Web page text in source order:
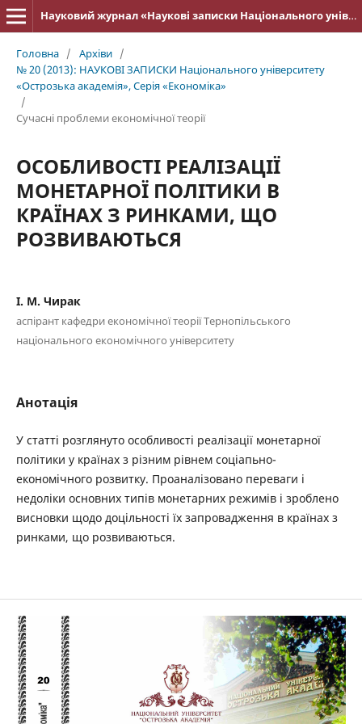
Науковий журнал «Наукові записки Національного університету «Острозька академія»: серія «Економіка»
Головна / Архіви /
№ 20 (2013): НАУКОВІ ЗАПИСКИ Національного університету
«Острозька акаде­мія», Серія «Економіка»
/
Cучасні проблеми економічної теорії
ОСОБЛИВОСТІ РЕАЛІЗАЦІЇ
МОНЕТАРНОЇ ПОЛІТИКИ В
КРАЇНАХ З РИНКАМИ, ЩО
РОЗВИВАЮТЬСЯ
І. М. Чирак
аспірант кафедри економічної теорії Тернопільського
національного економічного університету
Анотація
У статті розглянуто особливості реалізації монетарної
політики у країнах з різним рівнем соціапьно-
економічного розвитку. Проаналізовано переваги і
недоліки основних типів монетарних режимів і зроблено
висновки щодо доцільності їх запровадження в країнах з
ринками, що розвиваються.